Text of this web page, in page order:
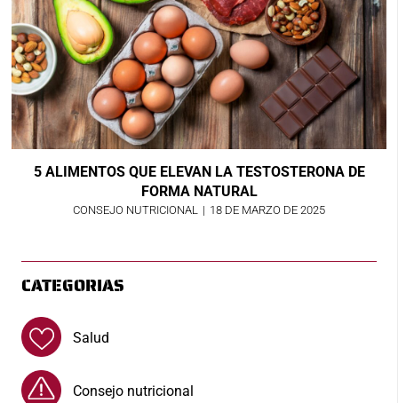
5 ALIMENTOS QUE ELEVAN LA TESTOSTERONA DE
FORMA NATURAL
CONSEJO NUTRICIONAL | 18 DE MARZO DE 2025
CATEGORIAS
Salud
Consejo nutricional